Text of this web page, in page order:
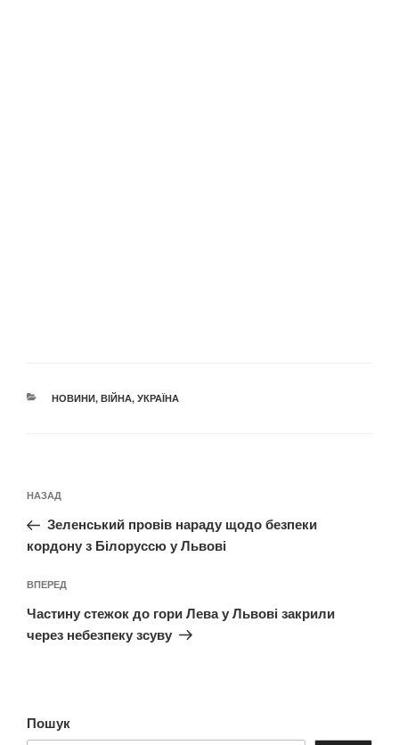
КАТЕГОРІЇ
НОВИНИ, ВІЙНА, УКРАЇНА
записів
Попередній
запис:
НАЗАД
Зеленський провів нараду щодо безпеки
кордону з Білоруссю у Львові
Наступний
запис
ВПЕРЕД
Частину стежок до гори Лева у Львові закрили
через небезпеку зсуву
Пошук